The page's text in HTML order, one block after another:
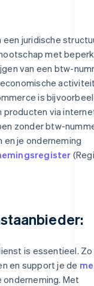
juridische
met
van een btw-
is
producten via
zonder btw-
en je onderneming
is essentieel. Zo
en support je de
onderneming. Met